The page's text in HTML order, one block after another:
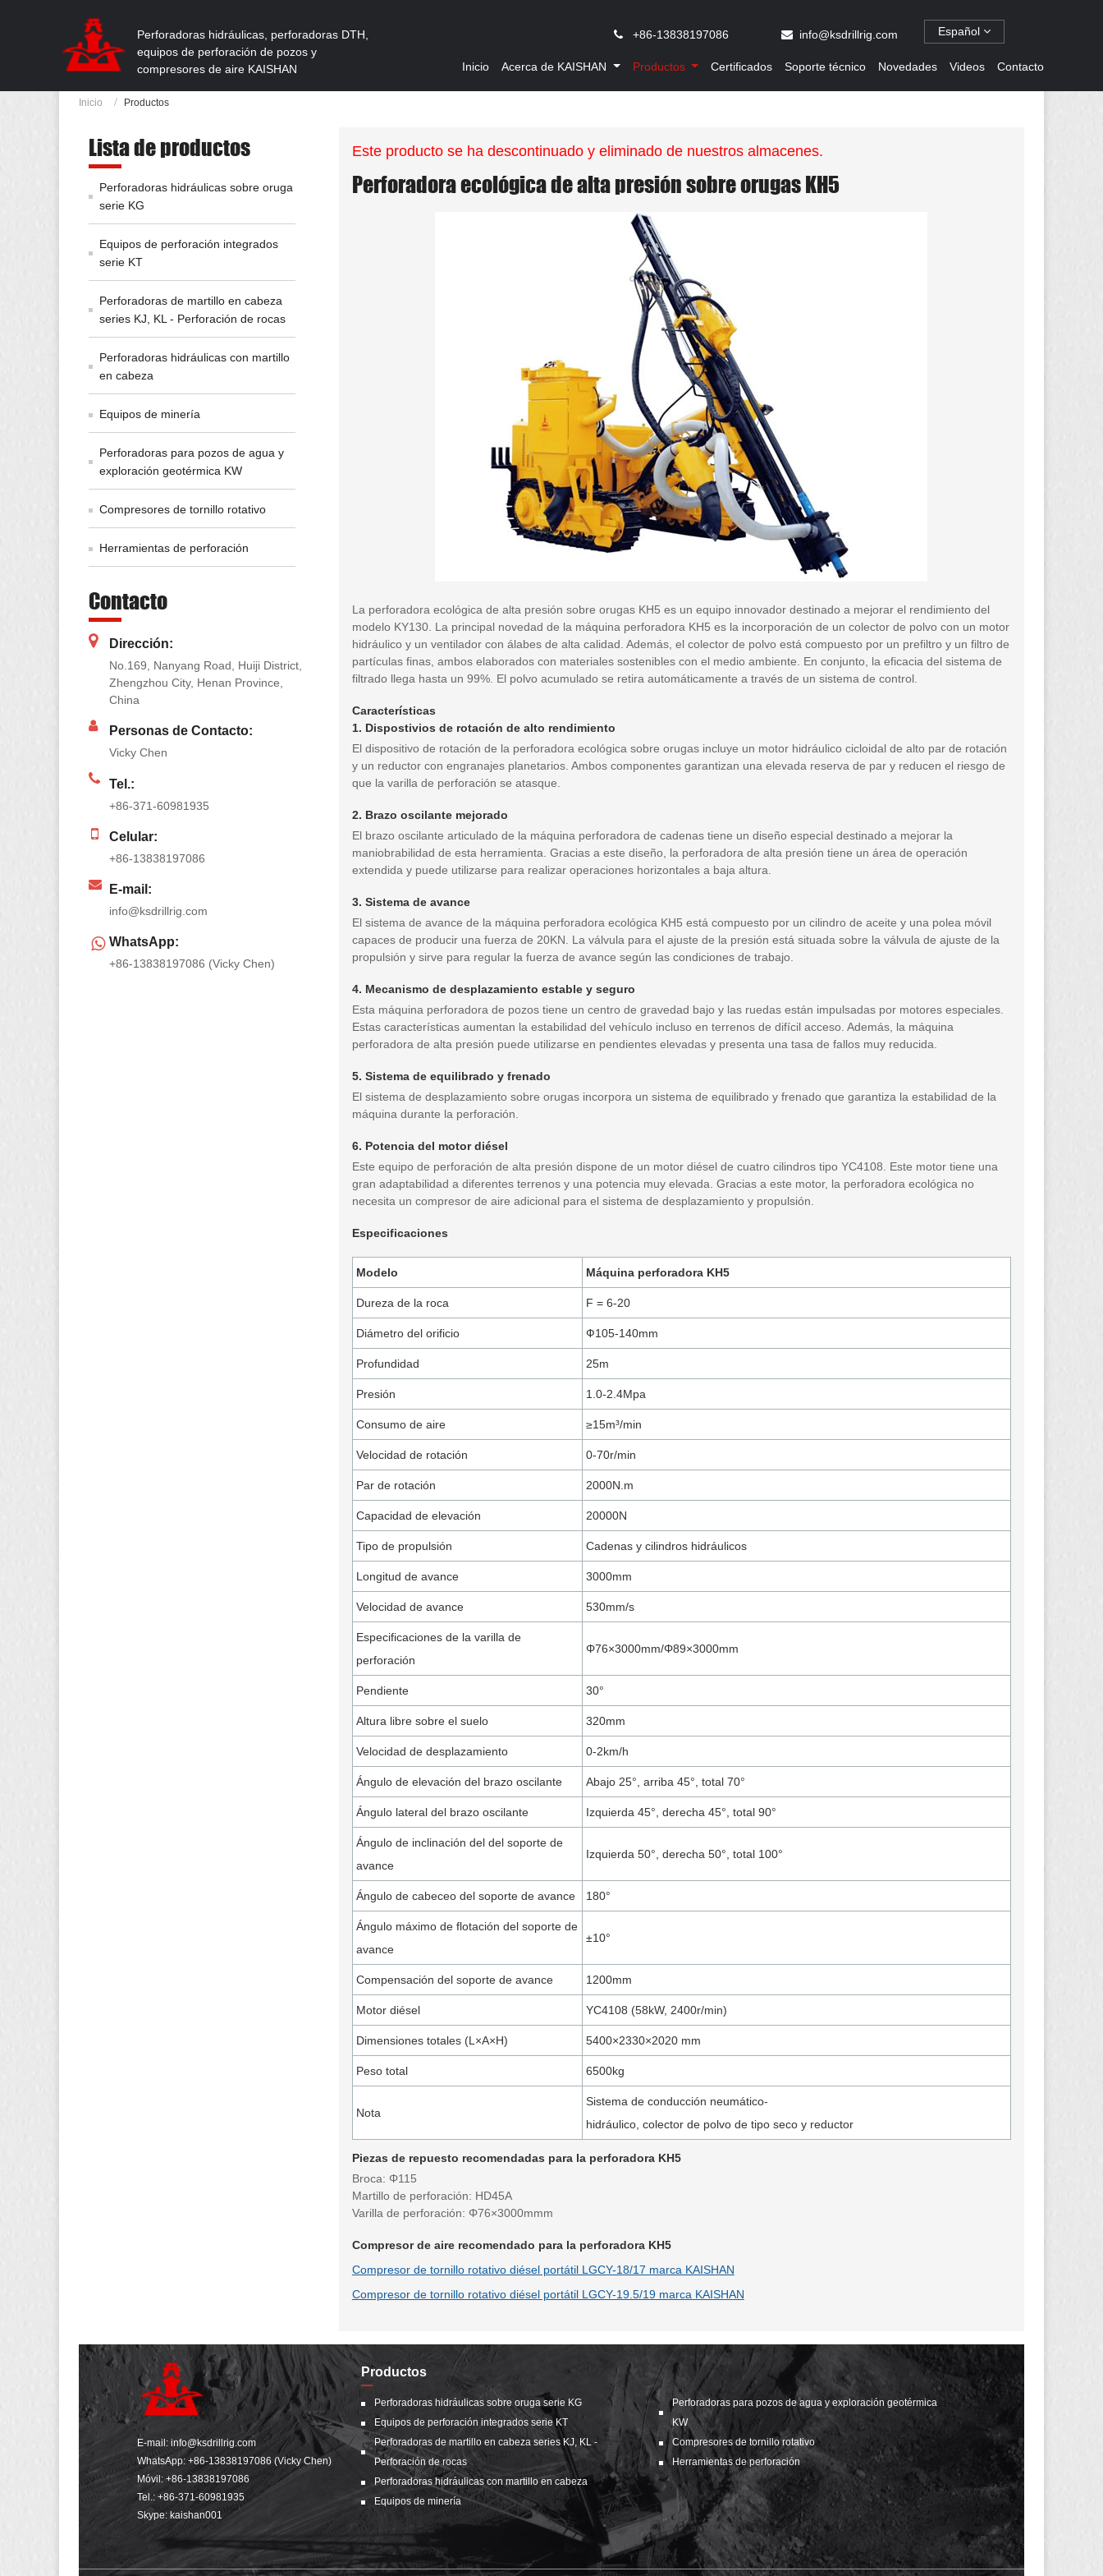
Perforadoras hidráulicas, perforadoras DTH,
equipos de perforación de pozos y
compresores de aire KAISHAN
Español
+86-13838197086 info@ksdrillrig.com
Inicio Acerca de KAISHAN Productos Certificados Soporte técnico Novedades Videos Contacto
Inicio Productos
Este producto se ha descontinuado y eliminado de nuestros almacenes.
Perforadora ecológica de alta presión sobre orugas KH5
La perforadora ecológica de alta presión sobre orugas KH5 es un equipo innovador destinado a mejorar el rendimiento del
modelo KY130. La principal novedad de la máquina perforadora KH5 es la incorporación de un colector de polvo con un motor
hidráulico y un ventilador con álabes de alta calidad. Además, el colector de polvo está compuesto por un prefiltro y un filtro de
partículas finas, ambos elaborados con materiales sostenibles con el medio ambiente. En conjunto, la eficacia del sistema de
filtrado llega hasta un 99%. El polvo acumulado se retira automáticamente a través de un sistema de control.
Características
1. Dispostivios de rotación de alto rendimiento
El dispositivo de rotación de la perforadora ecológica sobre orugas incluye un motor hidráulico cicloidal de alto par de rotación
y un reductor con engranajes planetarios. Ambos componentes garantizan una elevada reserva de par y reducen el riesgo de
que la varilla de perforación se atasque.
2. Brazo oscilante mejorado
El brazo oscilante articulado de la máquina perforadora de cadenas tiene un diseño especial destinado a mejorar la
maniobrabilidad de esta herramienta. Gracias a este diseño, la perforadora de alta presión tiene un área de operación
extendida y puede utilizarse para realizar operaciones horizontales a baja altura.
3. Sistema de avance
El sistema de avance de la máquina perforadora ecológica KH5 está compuesto por un cilindro de aceite y una polea móvil
capaces de producir una fuerza de 20KN. La válvula para el ajuste de la presión está situada sobre la válvula de ajuste de la
propulsión y sirve para regular la fuerza de avance según las condiciones de trabajo.
4. Mecanismo de desplazamiento estable y seguro
Esta máquina perforadora de pozos tiene un centro de gravedad bajo y las ruedas están impulsadas por motores especiales.
Estas características aumentan la estabilidad del vehículo incluso en terrenos de difícil acceso. Además, la máquina
perforadora de alta presión puede utilizarse en pendientes elevadas y presenta una tasa de fallos muy reducida.
5. Sistema de equilibrado y frenado
El sistema de desplazamiento sobre orugas incorpora un sistema de equilibrado y frenado que garantiza la estabilidad de la
máquina durante la perforación.
6. Potencia del motor diésel
Este equipo de perforación de alta presión dispone de un motor diésel de cuatro cilindros tipo YC4108. Este motor tiene una
gran adaptabilidad a diferentes terrenos y una potencia muy elevada. Gracias a este motor, la perforadora ecológica no
necesita un compresor de aire adicional para el sistema de desplazamiento y propulsión.
Especificaciones
Modelo Máquina perforadora KH5
Dureza de la roca F = 6-20
Diámetro del orificio Ф105-140mm
Profundidad 25m
Presión 1.0-2.4Mpa
Consumo de aire ≥15m³/min
Velocidad de rotación 0-70r/min
Par de rotación 2000N.m
Capacidad de elevación 20000N
Tipo de propulsión Cadenas y cilindros hidráulicos
Longitud de avance 3000mm
Velocidad de avance 530mm/s
Especificaciones de la varilla de
perforación
Φ76×3000mm/Φ89×3000mm
Pendiente 30°
Altura libre sobre el suelo 320mm
Velocidad de desplazamiento 0-2km/h
Ángulo de elevación del brazo oscilante Abajo 25°, arriba 45°, total 70°
Ángulo lateral del brazo oscilante Izquierda 45°, derecha 45°, total 90°
Ángulo de inclinación del del soporte de
avance
Izquierda 50°, derecha 50°, total 100°
Ángulo de cabeceo del soporte de avance 180°
Ángulo máximo de flotación del soporte de
avance
±10°
Compensación del soporte de avance 1200mm
Motor diésel YC4108 (58kW, 2400r/min)
Dimensiones totales (L×A×H) 5400×2330×2020 mm
Peso total 6500kg
Nota
Sistema de conducción neumático-
hidráulico, colector de polvo de tipo seco y reductor
Piezas de repuesto recomendadas para la perforadora KH5
Broca: Φ115
Martillo de perforación: HD45A
Varilla de perforación: Φ76×3000mmm
Compresor de aire recomendado para la perforadora KH5
Compresor de tornillo rotativo diésel portátil LGCY-18/17 marca KAISHAN
Compresor de tornillo rotativo diésel portátil LGCY-19.5/19 marca KAISHAN
Lista de productos
Perforadoras hidráulicas sobre oruga
serie KG
Equipos de perforación integrados
serie KT
Perforadoras de martillo en cabeza
series KJ, KL - Perforación de rocas
Perforadoras hidráulicas con martillo
en cabeza
Equipos de minería
Perforadoras para pozos de agua y
exploración geotérmica KW
Compresores de tornillo rotativo
Herramientas de perforación
Contacto
Dirección:
No.169, Nanyang Road, Huiji District,
Zhengzhou City, Henan Province,
China
Personas de Contacto:
Vicky Chen
Tel.:
+86-371-60981935
Celular:
+86-13838197086
E-mail:
info@ksdrillrig.com
WhatsApp:
+86-13838197086 (Vicky Chen)
E-mail: info@ksdrillrig.com
WhatsApp: +86-13838197086 (Vicky Chen)
Móvil:+86-13838197086
Tel.: +86-371-60981935
Skype: kaishan001
Productos
Perforadoras hidráulicas sobre oruga serie KG
Equipos de perforación integrados serie KT
Perforadoras de martillo en cabeza series KJ, KL -
Perforación de rocas
Perforadoras hidráulicas con martillo en cabeza
Equipos de minería
Perforadoras para pozos de agua y exploración geotérmica
KW
Compresores de tornillo rotativo
Herramientas de perforación